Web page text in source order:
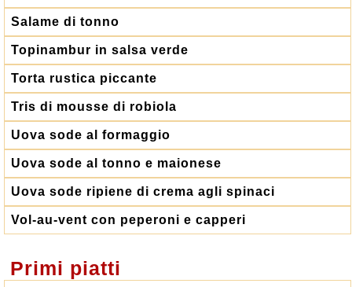
Salame di tonno
Topinambur in salsa verde
Torta rustica piccante
Tris di mousse di robiola
Uova sode al formaggio
Uova sode al tonno e maionese
Uova sode ripiene di crema agli spinaci
Vol-au-vent con peperoni e capperi
Primi piatti